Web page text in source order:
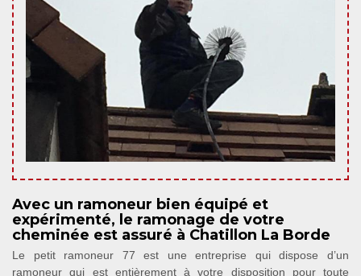
Avec un ramoneur bien équipé et
expérimenté, le ramonage de votre
cheminée est assuré à Chatillon La Borde
Le petit ramoneur 77 est une entreprise qui dispose d’un
ramoneur qui est entièrement à votre disposition pour toute